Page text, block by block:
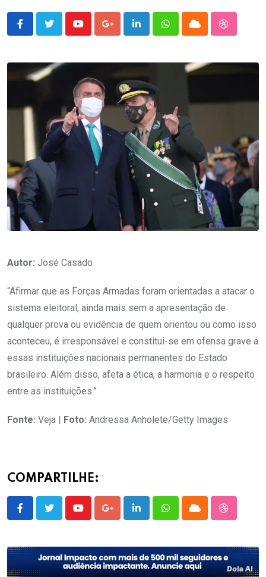
YoutubeGoogle+LinkedInWhatsappCloud
Autor: José Casado
“Afirmar que as Forças Armadas foram orientadas a atacar o
sistema eleitoral, ainda mais sem a apresentação de
qualquer prova ou evidência de quem orientou ou como isso
aconteceu, é irresponsável e constitui-se em ofensa grave a
essas instituições nacionais permanentes do Estado
brasileiro. Além disso, afeta a ética, a harmonia e o respeito
entre as instituições.”
Fonte: Veja | Foto: Andressa Anholete/Getty Images
COMPARTILHE:
YoutubeGoogle+LinkedInWhatsappCloud